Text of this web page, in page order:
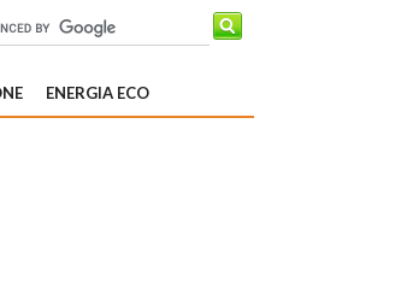
ENERGIA ECO